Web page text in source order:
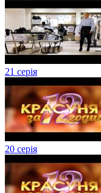
21 серія
20 серія